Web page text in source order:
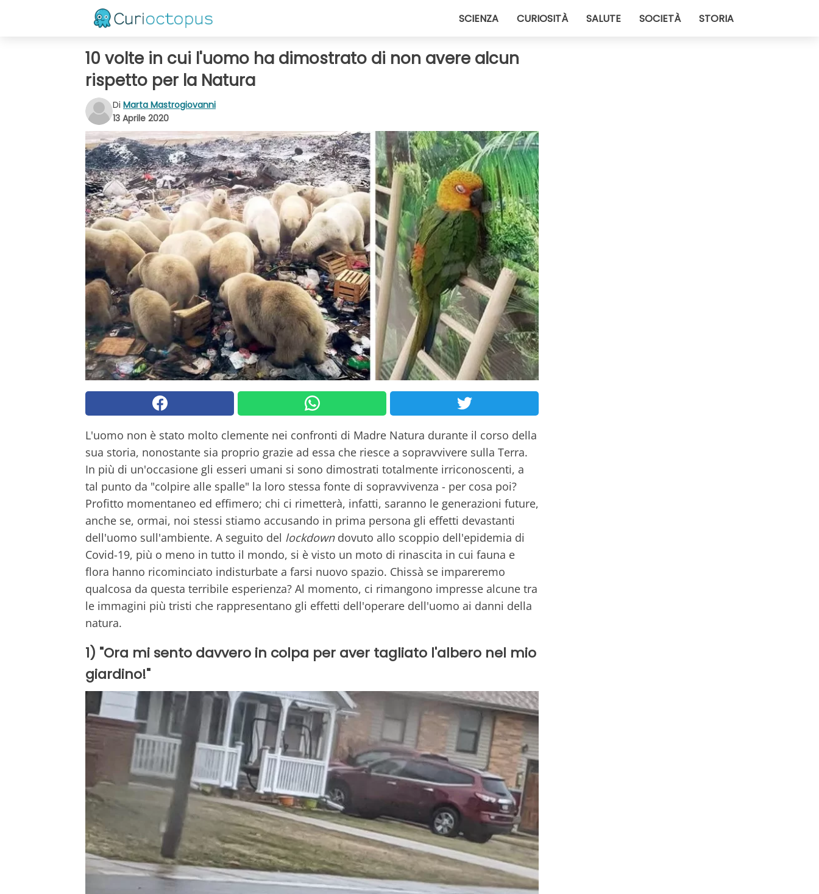
SCIENZA CURIOSITÀ SALUTE SOCIETÀ STORIA
10 volte in cui l'uomo ha dimostrato di non avere alcun
rispetto per la Natura
Di Marta Mastrogiovanni
13 Aprile 2020
L'uomo non è stato molto clemente nei confronti di Madre Natura durante il corso della
sua storia, nonostante sia proprio grazie ad essa che riesce a sopravvivere sulla Terra.
In più di un'occasione gli esseri umani si sono dimostrati totalmente irriconoscenti, a
tal punto da "colpire alle spalle" la loro stessa fonte di sopravvivenza - per cosa poi?
Profitto momentaneo ed effimero; chi ci rimetterà, infatti, saranno le generazioni future,
anche se, ormai, noi stessi stiamo accusando in prima persona gli effetti devastanti
dell'uomo sull'ambiente. A seguito del lockdown dovuto allo scoppio dell'epidemia di
Covid-19, più o meno in tutto il mondo, si è visto un moto di rinascita in cui fauna e
flora hanno ricominciato indisturbate a farsi nuovo spazio. Chissà se impareremo
qualcosa da questa terribile esperienza? Al momento, ci rimangono impresse alcune tra
le immagini più tristi che rappresentano gli effetti dell'operare dell'uomo ai danni della
natura.
1) "Ora mi sento davvero in colpa per aver tagliato l'albero nel mio
giardino!"